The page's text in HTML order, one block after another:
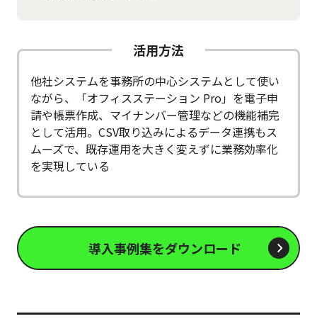
活用方法
他社システムを事務所の中心システムとして使い
ながら、「オフィスステーション Pro」を電子申
請や帳票作成、マイナンバー管理などの機能補完
として活用。CSV取り込みによるデータ連携もス
ムーズで、既存運用を大きく変えずに業務効率化
を実現している
導入事例集をダウンロード